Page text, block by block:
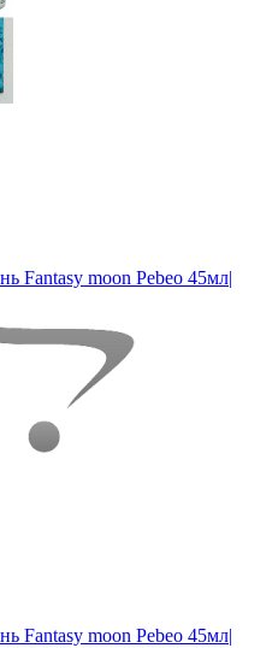
Fantasy moon Pebeo 45мл|
Fantasy moon Pebeo 45мл|